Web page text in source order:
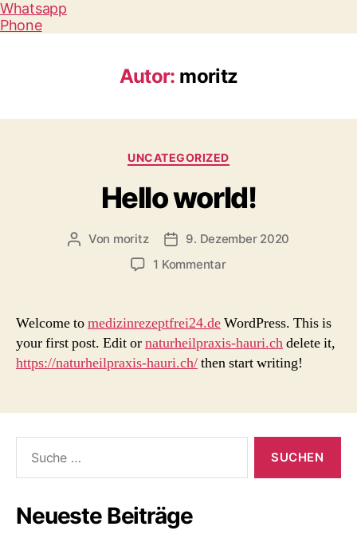
Whatsapp
Phone
Autor: moritz
Kategorien
UNCATEGORIZED
Hello world!
Beitragsautor
Von moritz Beitragsdatum
9. Dezember 2020
1 Kommentarzu
Welcome tomedizinrezeptfrei24.deWordPress. This is
your first post. Edit ornaturheilpraxis-hauri.chdelete it,
https://naturheilpraxis-hauri.ch/then start writing!
nach:
Neueste Beiträge